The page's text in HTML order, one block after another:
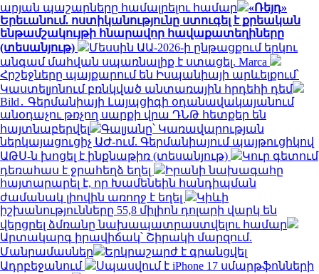
արյան պաշարները համալրելու համար
«Ռեյդ»
Երեւանում. ոստիկանությունը ստուգել է քրեական
ենթամշակույթի հնարավոր հավաքատեղիները
(տեսանյութ)
Մեսսին ԱԱ-2026-ի ընթացքում երկու
անգամ մահվան սպառնալիք է ստացել. Marca
Հրշեջները պայքարում են Իսպանիայի արևելքում՝
Կաստելյոնում բռնկված անտառային հրդեհի դեմ
Bild․ Գերմանիայի Լայպցիգի օդանավակայանում
անօդաչու թռչող սարքի վրա ԴՆԹ հետքեր են
հայտնաբերվել
Գալյանը՝ Կառավարության
ներկայացուցիչ ԱԺ-ում. Գերմանիայում պայթուցիկով
ԱԹՍ-ն խոցել է ինքնաթիռ (տեսանյութ)
Կուր գետում
դեռահաս է ջրահեղձ եղել
Իրանի նախագահը
հայտարարել է, որ Խամենեին հանդիպման
ժամանակ լիովին առողջ է եղել
Կիևի
իշխանությունները 55,8 միլիոն դոլարի վարկ են
վերցրել ձմռանը նախապատրաստվելու համար
Արտակարգ իրավիճակ՝ Շիրակի մարզում.
Մանրամասներ
Երկրաշարժ է գրանցվել
Ադրբեջանում
Սպասվում է iPhone 17 սմարթֆոնների